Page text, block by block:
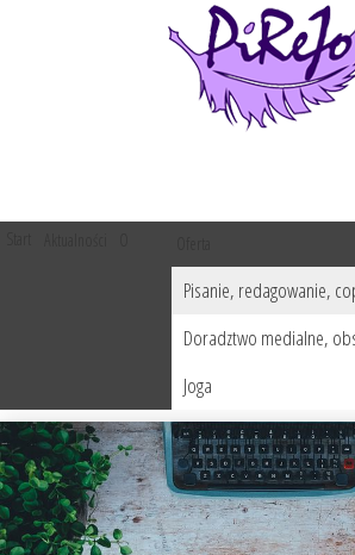
Pisanie, redagowanie,
Doradztwo medialne,
Joga